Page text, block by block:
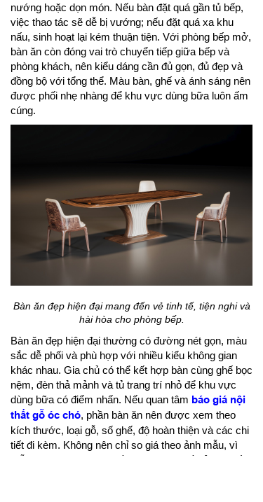
nướng hoặc dọn món. Nếu bàn đặt quá gần tủ bếp,
việc thao tác sẽ dễ bị vướng; nếu đặt quá xa khu
nấu, sinh hoạt lại kém thuận tiện. Với phòng bếp mở,
bàn ăn còn đóng vai trò chuyển tiếp giữa bếp và
phòng khách, nên kiểu dáng cần đủ gọn, đủ đẹp và
đồng bộ với tổng thể. Màu bàn, ghế và ánh sáng nên
được phối nhẹ nhàng để khu vực dùng bữa luôn ấm
cúng.
Bàn ăn đẹp hiện đại mang đến vẻ tinh tế, tiện nghi và
hài hòa cho phòng bếp.
Bàn ăn đẹp hiện đại thường có đường nét gọn, màu
sắc dễ phối và phù hợp với nhiều kiểu không gian
khác nhau. Gia chủ có thể kết hợp bàn cùng ghế bọc
nệm, đèn thả mảnh và tủ trang trí nhỏ để khu vực
dùng bữa có điểm nhấn. Nếu quan tâm báo giá nội
thất gỗ óc chó, phần bàn ăn nên được xem theo
kích thước, loại gỗ, số ghế, độ hoàn thiện và các chi
tiết đi kèm. Không nên chỉ so giá theo ảnh mẫu, vì
mỗi không gian có yêu cầu khác nhau về tỷ lệ, chất